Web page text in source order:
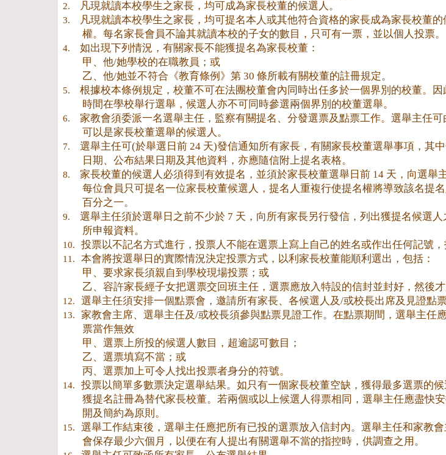
2. 凡現就讀本校學生之家長，均可成為家長校董的候選人。
3.
凡現就讀本校學生之家長，均可提名本人或其他符合資格的家長成為家長校董
權。每名家長會員不論其就讀本校的子女的數目，只可有一票，並以個人投票。
4.
如出現下列情況，有關家長不能獲提名為家長校董：
甲、他/她學校的在職教員；或
乙、他/她並不符合《教育條例》第 30 條所載有關校董的註冊規定。
5.
根據校本條例規定，校董不可在法團校董會內同時出任多於一個界別的校董。
時間在學校舉行選舉，候選人亦不可同時參選兩個界別的校董選舉。
6.
家教會須委派一名選舉主任，監察有關提名、分發選票及點票工作。選舉主任
可以是家長校董選舉的候選人。
7.
選舉主任可(於舉選日前 24 天)發信通知所有家長，有關家長校董選舉事項，其
日期、公布結果日期及其他資料，亦應隨信附上提名表格。
8.
家長校董的候選人必須得到有效提名，並須於家長校董選舉日前 14 天，向選舉
每位會員只可提名一位家長校董候選人，提名人重複行使提名權將導致該名提
百分之一。
9.
選舉主任須於選舉日之前不少於 7 天，向所有家長另行發信，列出獲提名候選
所申報資料。
10. 投票以不記名方式進行，投票人不能在選票上寫上自己的姓名或作出任何記號
11.
本會將按選舉日的實際情況決定投票方式，以利家長校董能順利選出，包括：
甲、要求家長須親自到學校現場投票；或
乙、容許家長經子女把選票交回班主任，選票應放入特設的信封並封好，然後
12. 選舉主任須安排一個點票會，邀請所有家長、各候選人及/或校長出席及見證點票
13.
家教會主席、選舉主任及/或校長須參與點票見證工作。在點票期間，選舉主
票當作無效
甲、選票上所投的候選人數目，超逾認可數目；
乙、選票填寫不當；或
丙、選票加上可令人找出投票者身分的符號。
14.
投票以簡單多數票決定選舉結果。如只有一個家長校董空缺，獲得最多選票的
獲提名註冊為替代家長校董。若兩個或以上候選人得票相同，選舉主任應盡快
開及簡約為原則。
15.
選舉工作結束後，選舉主任應把所有已投的選票放入信封內。選舉主任和家教
會保存最少六個月，以便在有人提出有關選舉不當的指控時，供調查之用。